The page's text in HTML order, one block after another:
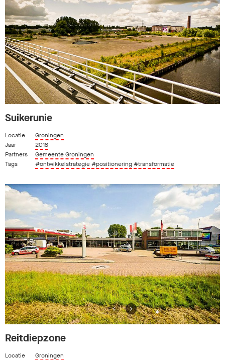
Suikerunie
Locatie
Groningen
Jaar
2018
Partners
Gemeente Groningen
Tags
#ontwikkelstrategie#positionering#transformatie
Reitdiepzone
Locatie
Groningen